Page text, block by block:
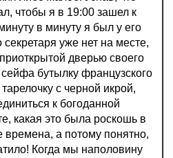
чтобы я в 19:00 зашел к
в минуту я был у его
уже нет на месте,
дверью своего
бутылку французского
с черной икрой,
к богоданной
какая это была роскошь в
времена, а потому понятно,
Когда мы наполовину